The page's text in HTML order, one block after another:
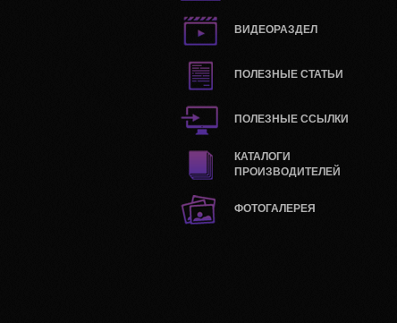
ВИДЕОРАЗДЕЛ
ПОЛЕЗНЫЕ СТАТЬИ
ПОЛЕЗНЫЕ ССЫЛКИ
КАТАЛОГИ
ПРОИЗВОДИТЕЛЕЙ
ФОТОГАЛЕРЕЯ